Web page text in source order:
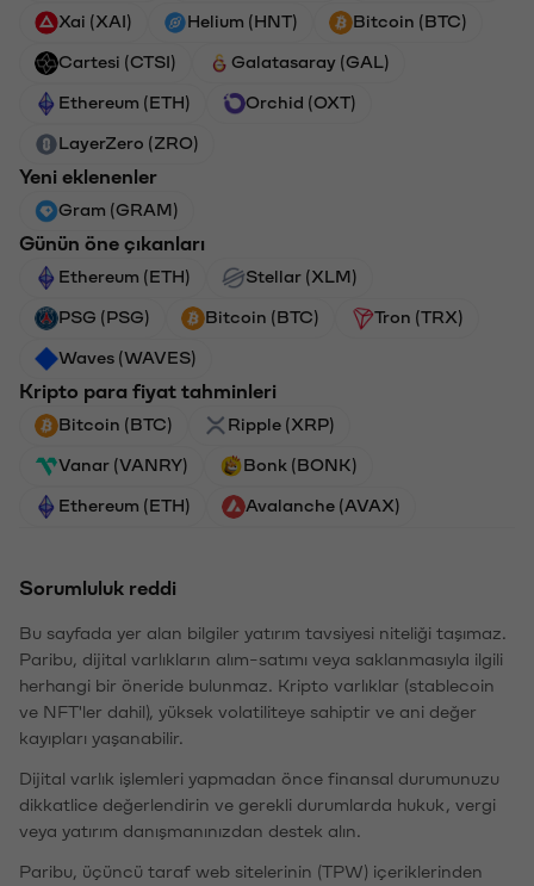
Xai (XAI) Helium (HNT) Bitcoin (BTC)
Cartesi (CTSI) Galatasaray (GAL)
Ethereum (ETH) Orchid (OXT)
LayerZero (ZRO)
Yeni eklenenler
Gram (GRAM)
Günün öne çıkanları
Ethereum (ETH) Stellar (XLM)
PSG (PSG) Bitcoin (BTC) Tron (TRX)
Waves (WAVES)
Kripto para fiyat tahminleri
Bitcoin (BTC) Ripple (XRP)
Vanar (VANRY) Bonk (BONK)
Ethereum (ETH) Avalanche (AVAX)
Sorumluluk reddi
Bu sayfada yer alan bilgiler yatırım tavsiyesi niteliği taşımaz.
Paribu, dijital varlıkların alım-satımı veya saklanmasıyla ilgili
herhangi bir öneride bulunmaz. Kripto varlıklar (stablecoin
ve NFT'ler dahil), yüksek volatiliteye sahiptir ve ani değer
kayıpları yaşanabilir.
Dijital varlık işlemleri yapmadan önce finansal durumunuzu
dikkatlice değerlendirin ve gerekli durumlarda hukuk, vergi
veya yatırım danışmanınızdan destek alın.
Paribu, üçüncü taraf web sitelerinin (TPW) içeriklerinden